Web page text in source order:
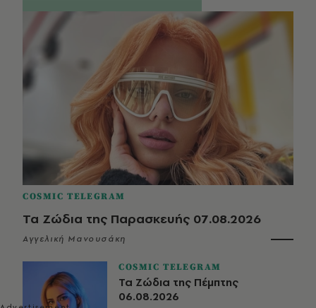
COSMIC TELEGRAM
Τα Ζώδια της Παρασκευής 07.08.2026
Αγγελική Μανουσάκη
COSMIC TELEGRAM
Τα Ζώδια της Πέμπτης
06.08.2026